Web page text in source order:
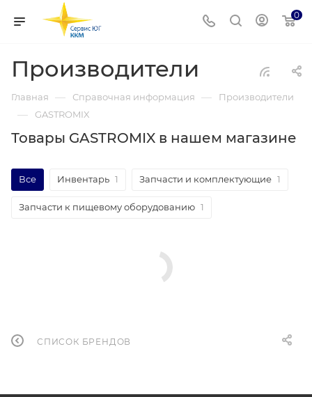
0
Производители
Главная — Справочная информация — Производители
— GASTROMIX
Товары GASTROMIX в нашем магазине
Все Инвентарь 1 Запчасти и комплектующие 1
Запчасти к пищевому оборудованию 1
СПИСОК БРЕНДОВ